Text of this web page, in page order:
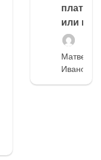
платить
или
Матвей
Иванов